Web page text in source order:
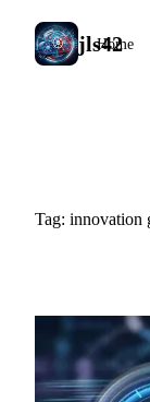
jls42
Home
Tag: innovation